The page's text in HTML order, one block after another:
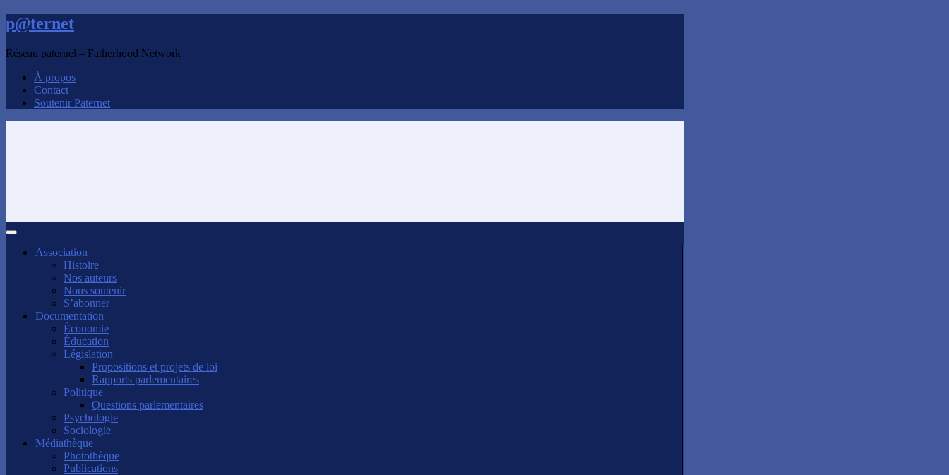
p@ternet
Réseau paternel – Fatherhood Network
À propos
Contact
Soutenir Paternet
Association
Histoire
Nos auteurs
Nous soutenir
S’abonner
Documentation
Économie
Éducation
Législation
Propositions et projets de loi
Rapports parlementaires
Politique
Questions parlementaires
Psychologie
Sociologie
Médiathèque
Photothèque
Publications